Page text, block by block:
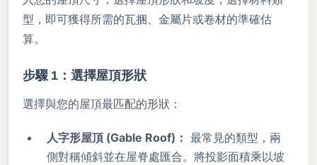
型，即可獲得所需的瓦捆、金屬片或卷材的準確估
算。
步驟 1：選擇屋頂形狀
選擇與您的屋頂最匹配的形狀：
人字形屋頂 (Gable Roof)： 最常見的類型，兩
側對稱傾斜並在屋脊處匯合。將投影面積乘以坡